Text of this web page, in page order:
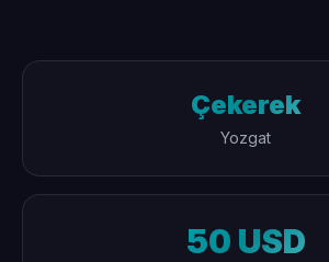
Çekerek
Yozgat
50 USD